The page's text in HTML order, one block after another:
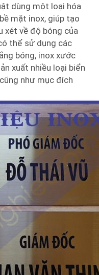
dùng một loại hóa
mặt inox, giúp tạo
xét về độ bóng của
thể sử dụng các
bóng, inox xước
xuất nhiều loại biển
như mục đích